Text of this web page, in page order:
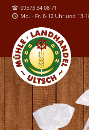
09573 34 08 71
Mo. - Fr. 8-12 Uhr und 13-